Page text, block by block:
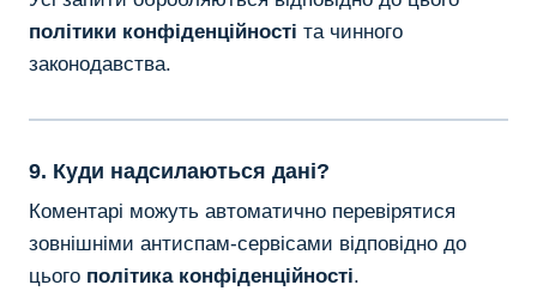
політики конфіденційності та чинного
законодавства.
9. Куди надсилаються дані?
Коментарі можуть автоматично перевірятися
зовнішніми антиспам-сервісами відповідно до
цього політика конфіденційності.